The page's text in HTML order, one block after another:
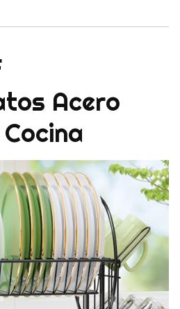
Acero